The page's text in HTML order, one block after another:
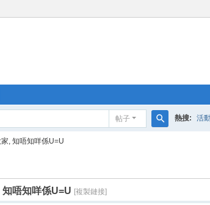
帖子 熱搜: 活
, 知唔知咩係U=U
知唔知咩係U=U [複製鏈接]